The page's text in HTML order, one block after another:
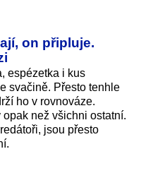
on připluje.
espézetka i kus
svačině. Přesto tenhle
ho v rovnováze.
než všichni ostatní.
jsou přesto